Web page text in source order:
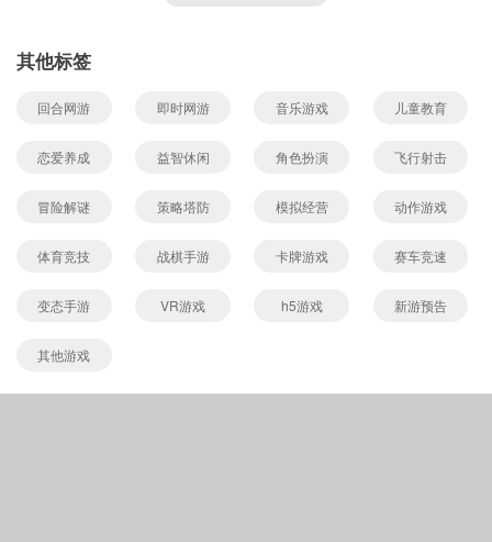
得经验值喔！
挂机
时间去“熔恶之地”挂机。挂机也是一个获取经验的重要方法，特别是
可以让经验成倍地增加。
经验丹
其他标签
回合网游 即时网游 音乐游戏 儿童教育
恋爱养成 益智休闲 角色扮演 飞行射击
冒险解谜 策略塔防 模拟经营 动作游戏
体育竞技 战棋手游 卡牌游戏 赛车竞速
变态手游 VR游戏 h5游戏 新游预告
其他游戏